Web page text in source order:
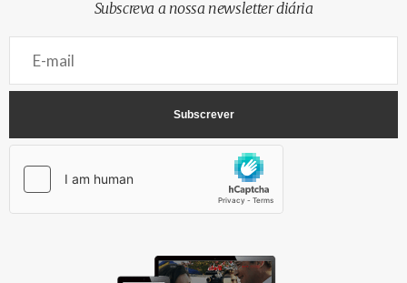
Subscreva a nossa newsletter diária